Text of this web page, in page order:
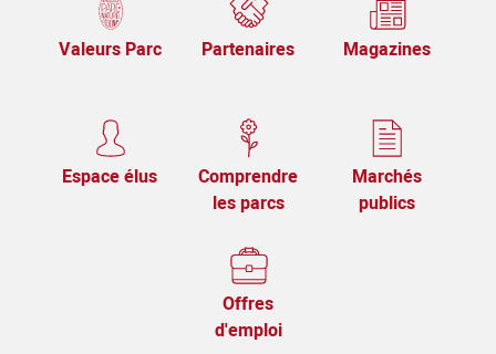
Valeurs Parc Partenaires Magazines
Espace élus
Comprendre
les parcs
Marchés
publics
Offres
d'emploi